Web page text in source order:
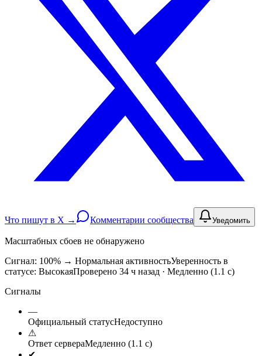
Что пишут в X → Комментарии сообщества Уведомить
Масштабных сбоев не обнаружено
Сигнал: 100% → Нормальная активностьУверенность в
статусе: ВысокаяПроверено 34 ч назад · Медленно (1.1 с)
Сигналы
—
Официальный статусНедоступно
⚠
Ответ сервераМедленно (1.1 с)